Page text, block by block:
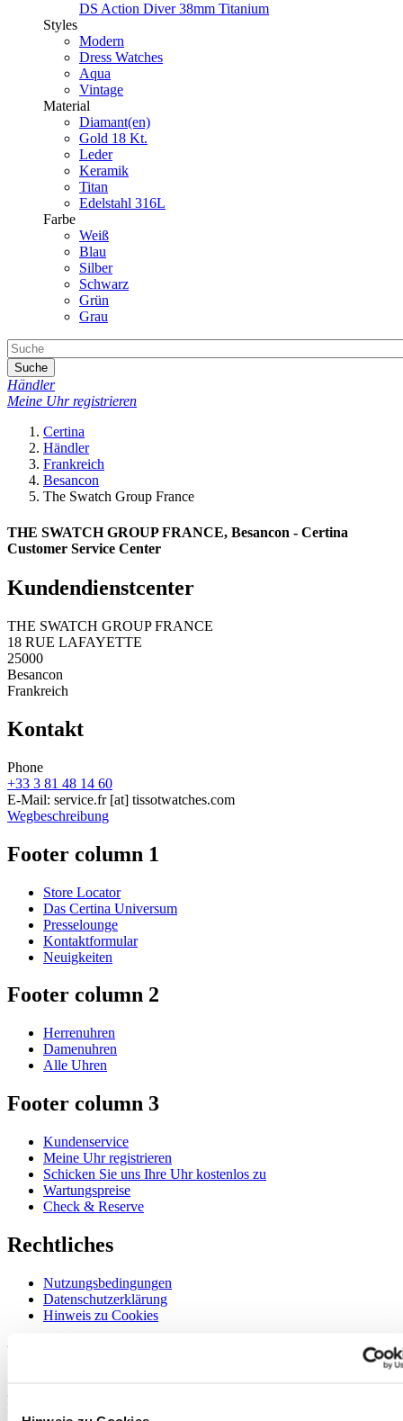
DS Action Diver 38mm Titanium
Styles
Modern
Dress Watches
Aqua
Vintage
Material
Diamant(en)
Gold 18 Kt.
Leder
Keramik
Titan
Edelstahl 316L
Farbe
Weiß
Blau
Silber
Schwarz
Grün
Grau
Suche
Händler
Meine Uhr registrieren
Certina
Händler
Frankreich
Besancon
The Swatch Group France
THE SWATCH GROUP FRANCE, Besancon - Certina
Customer Service Center
Kundendienstcenter
THE SWATCH GROUP FRANCE
18 RUE LAFAYETTE
25000
Besancon
Frankreich
Kontakt
Phone
+33 3 81 48 14 60
E-Mail: service.fr[at] tissotwatches.com
Wegbeschreibung
Footer column 1
Store Locator
Das Certina Universum
Presselounge
Kontaktformular
Neuigkeiten
Footer column 2
Herrenuhren
Damenuhren
Alle Uhren
Footer column 3
Kundenservice
Meine Uhr registrieren
Schicken Sie uns Ihre Uhr kostenlos zu
Wartungspreise
Check & Reserve
Rechtliches
Nutzungsbedingungen
Datenschutzerklärung
Hinweis zu Cookies
Willkommen im CERTINA Club
Information